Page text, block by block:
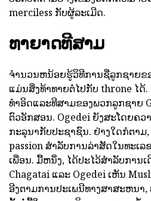
merciless ກັບຜູ້ລະເມີດ.
ທາຍາດທີສາມ
ຈໍານວນຫນ້ອຍຮູ້ວິທີການຊື່ລູກຊາຍຂ
ແມ່ນສິ່ງທ້າທາຍຕໍ່ໄປກັບ throne ໄດ້.
ທໍາອິດແລະທີສາມຂອງພວກລູກຊາຍ
ຕົວອັກສອນ. Ogedei ຍັງສະໂດຍຄ
ກະລຸນາກັບປະຊາຊົນ. ຢ່າງໃດກໍຕາ
passion ສໍາລັບການລ່າສັດໃນທະເ
ເພື່ອນ. ມື້ຫນຶ່ງ, ໄດ້ປະໄວ້ສໍາລັບການ
Chagatai ແລະ Ogedei ເຫັນ
ອີງຕາມການປະເພນີທາງສາສະຫນ